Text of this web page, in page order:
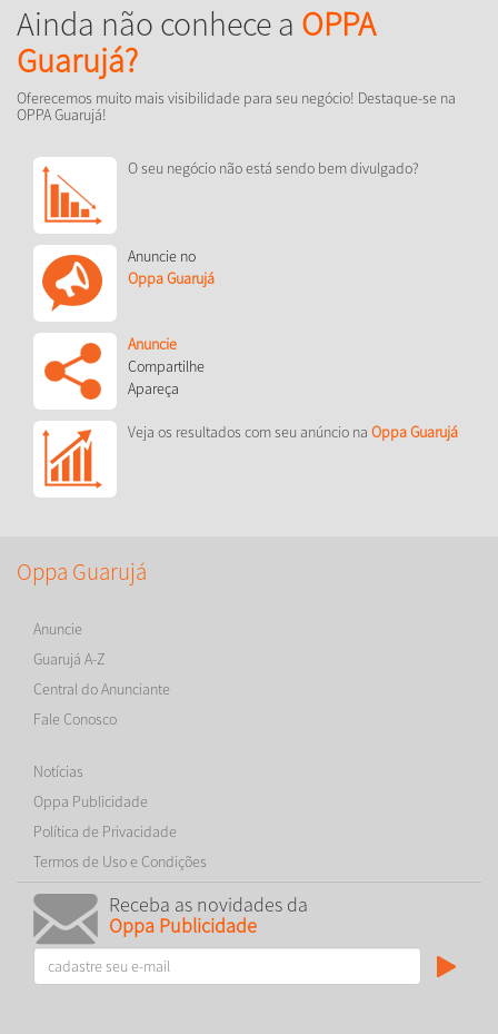
Ainda não conhece a OPPA
Guarujá?
Oferecemos muito mais visibilidade para seu negócio! Destaque-se na
OPPA Guarujá!
O seu negócio não está sendo bem divulgado?
Anuncie no
Oppa Guarujá
Anuncie
Compartilhe
Apareça
Veja os resultados com seu anúncio na Oppa Guarujá
Oppa Guarujá
Anuncie
Guarujá A-Z
Central do Anunciante
Fale Conosco
Notícias
Oppa Publicidade
Política de Privacidade
Termos de Uso e Condições
Receba as novidades da
Oppa Publicidade